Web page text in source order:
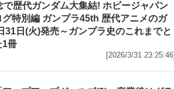
で歴代ガンダム大集結! ホビージャパン
特別編 ガンプラ45th 歴代アニメのガ
31日(火)発売～ガンプラ史のこれまでと
1冊
[2026/3/31 23:25:46]